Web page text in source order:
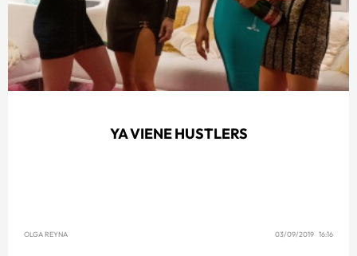
YA VIENE HUSTLERS
OLGA REYNA 03/09/2019 16:16